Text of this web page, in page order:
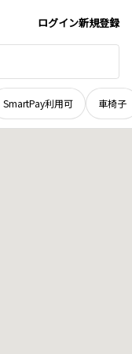
ログイン新規登録
SmartPay利用可 車椅子